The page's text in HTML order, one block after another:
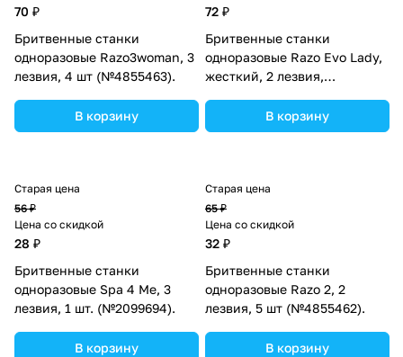
70 ₽
Бритвенные станки
одноразовые Razo3woman, 3
лезвия, 4 шт (№4855463).
В корзину
72 ₽
Бритвенные станки
одноразовые Razo Evo Lady,
жесткий, 2 лезвия,
(№4855464).В корзину
Старая цена
56 ₽
Цена со скидкой
28 ₽
Бритвенные станки
одноразовые Spa 4 Me, 3
лезвия, 1 шт. (№2099694).
В корзину
Старая цена
65 ₽
Цена со скидкой
32 ₽
Бритвенные станки
одноразовые Razo 2, 2
лезвия, 5 шт (№4855462).
В корзину